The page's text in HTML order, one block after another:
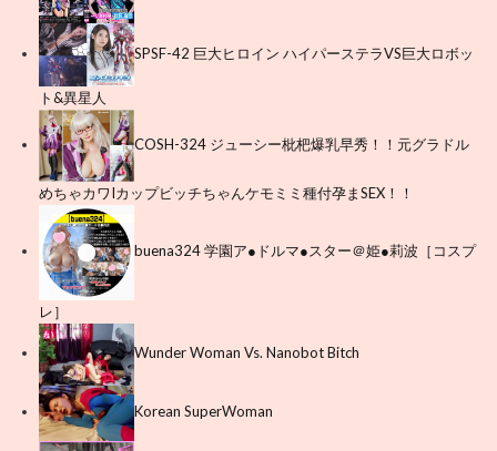
SPSF-42 巨大ヒロイン ハイパーステラVS巨大ロボッ
ト&異星人
COSH-324 ジューシー枇杷爆乳早秀！！元グラドル
めちゃカワIカップビッチちゃんケモミミ種付孕まSEX！！
buena324 学園ア●ドルマ●スター＠姫●莉波［コスプ
レ］
Wunder Woman Vs. Nanobot Bitch
Korean SuperWoman